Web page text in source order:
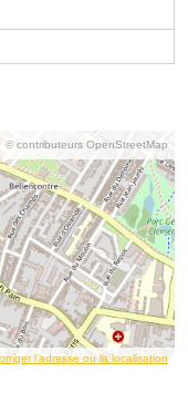
© contributeurs OpenStreetMap
l’adresse ou la localisation